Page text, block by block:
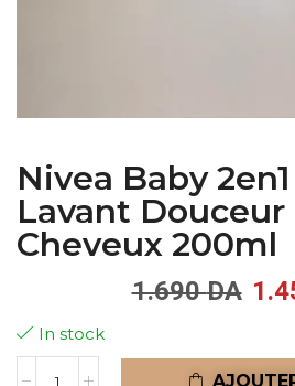
Nivea Baby
Lavant Douceur
Cheveux 200ml
1.690DA
In stock